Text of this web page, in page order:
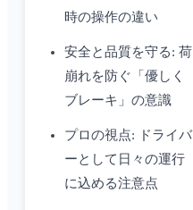
時の操作の違い
安全と品質を守る: 荷
崩れを防ぐ「優しく
ブレーキ」の意識
プロの視点: ドライバ
ーとして日々の運行
に込める注意点